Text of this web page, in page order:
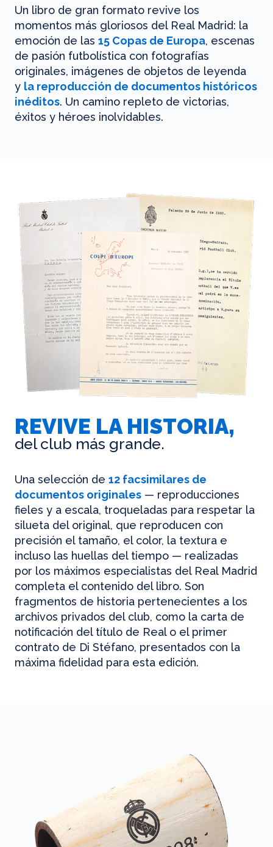
Un libro de gran formato revive los
momentos más gloriosos del Real Madrid: la
emoción de las 15 Copas de Europa, escenas
de pasión futbolística con fotografías
originales, imágenes de objetos de leyenda
y la reproducción de documentos históricos
inéditos. Un camino repleto de victorias,
éxitos y héroes inolvidables.
REVIVE LA HISTORIA,
del club más grande.
Una selección de 12 facsimilares de
documentos originales — reproducciones
fieles y a escala, troqueladas para respetar la
silueta del original, que reproducen con
precisión el tamaño, el color, la textura e
incluso las huellas del tiempo — realizadas
por los máximos especialistas del Real Madrid
completa el contenido del libro. Son
fragmentos de historia pertenecientes a los
archivos privados del club, como la carta de
notificación del título de Real o el primer
contrato de Di Stéfano, presentados con la
máxima fidelidad para esta edición.